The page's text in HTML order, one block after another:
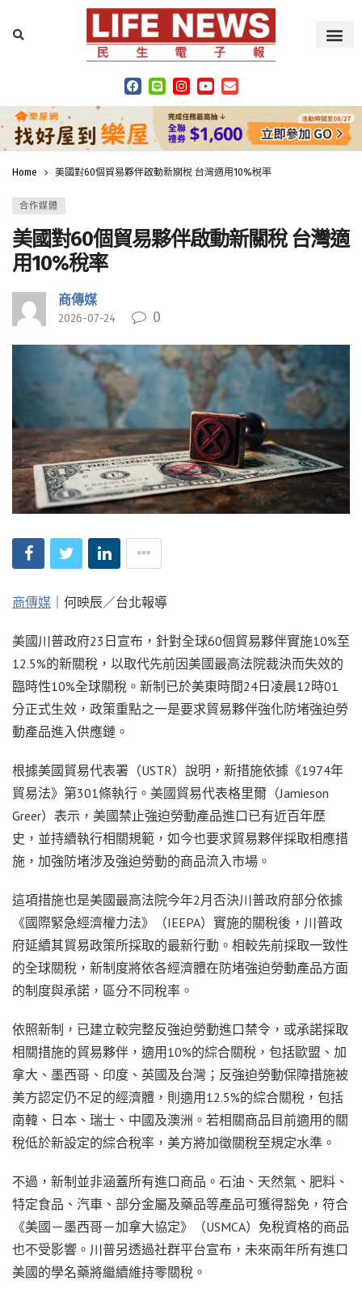
Home 美國對60個貿易夥伴啟動新關稅 台灣適用10%稅率
合作媒體
美國對60個貿易夥伴啟動新關稅 台灣適
用10%稅率
商傳媒
2026-07-24 0
商傳媒 ｜何映辰／台北報導
美國川普政府23日宣布，針對全球60個貿易夥伴實施10%至
12.5%的新關稅，以取代先前因美國最高法院裁決而失效的
臨時性10%全球關稅。新制已於美東時間24日凌晨12時01
分正式生效，政策重點之一是要求貿易夥伴強化防堵強迫勞
動產品進入供應鏈。
根據美國貿易代表署（USTR）說明，新措施依據《1974年
貿易法》第301條執行。美國貿易代表格里爾（Jamieson
Greer）表示，美國禁止強迫勞動產品進口已有近百年歷
史，並持續執行相關規範，如今也要求貿易夥伴採取相應措
施，加強防堵涉及強迫勞動的商品流入市場。
這項措施也是美國最高法院今年2月否決川普政府部分依據
《國際緊急經濟權力法》（IEEPA）實施的關稅後，川普政
府延續其貿易政策所採取的最新行動。相較先前採取一致性
的全球關稅，新制度將依各經濟體在防堵強迫勞動產品方面
的制度與承諾，區分不同稅率。
依照新制，已建立較完整反強迫勞動進口禁令，或承諾採取
相關措施的貿易夥伴，適用10%的綜合關稅，包括歐盟、加
拿大、墨西哥、印度、英國及台灣；反強迫勞動保障措施被
美方認定仍不足的經濟體，則適用12.5%的綜合關稅，包括
南韓、日本、瑞士、中國及澳洲。若相關商品目前適用的關
稅低於新設定的綜合稅率，美方將加徵關稅至規定水準。
不過，新制並非涵蓋所有進口商品。石油、天然氣、肥料、
特定食品、汽車、部分金屬及藥品等產品可獲得豁免，符合
《美國－墨西哥－加拿大協定》（USMCA）免稅資格的商品
也不受影響。川普另透過社群平台宣布，未來兩年所有進口
美國的學名藥將繼續維持零關稅。